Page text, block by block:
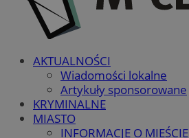
AKTUALNOŚCI
Wiadomości lokalne
Artykuły sponsorowane
KRYMINALNE
MIASTO
INFORMACJE O MIEŚCIE